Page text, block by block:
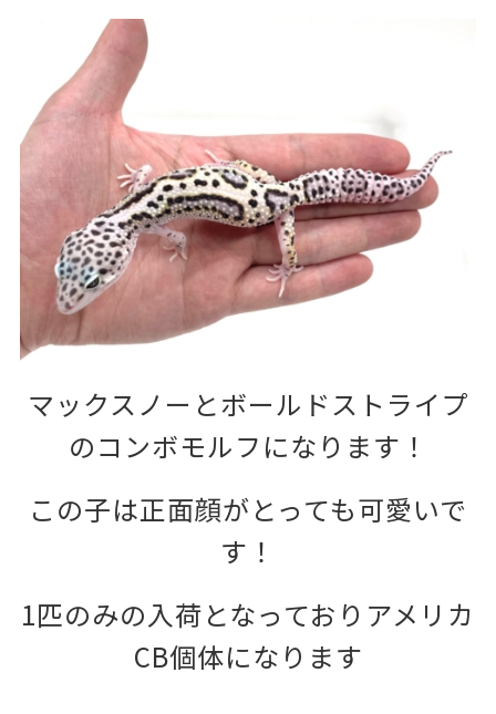
マックスノーとボールドストライプ
のコンボモルフになります！
この子は正面顔がとっても可愛いで
す！
1匹のみの入荷となっておりアメリカ
CB個体になります